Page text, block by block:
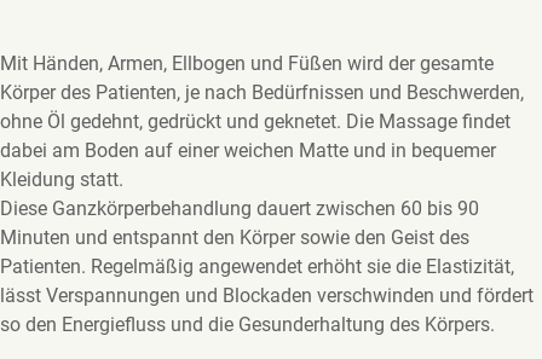
Mit Händen, Armen, Ellbogen und Füßen wird der gesamte
Körper des Patienten, je nach Bedürfnissen und Beschwerden,
ohne Öl gedehnt, gedrückt und geknetet. Die Massage findet
dabei am Boden auf einer weichen Matte und in bequemer
Kleidung statt.
Diese Ganzkörperbehandlung dauert zwischen 60 bis 90
Minuten und entspannt den Körper sowie den Geist des
Patienten. Regelmäßig angewendet erhöht sie die Elastizität,
lässt Verspannungen und Blockaden verschwinden und fördert
so den Energiefluss und die Gesunderhaltung des Körpers.